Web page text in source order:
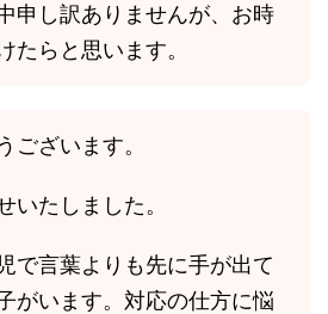
申し訳ありませんが、お時
たらと思います。
ございます。
いたしました。
で言葉よりも先に手が出て
がいます。対応の仕方に悩